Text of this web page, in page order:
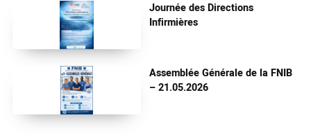
Journée des Directions
Infirmières
Assemblée Générale de la FNIB
– 21.05.2026